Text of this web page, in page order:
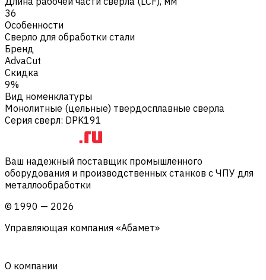
36
Особенности
Сверло для обработки стали
Бренд
AdvaCut
Скидка
9%
Вид номенклатуры
Монолитные (цельные) твердосплавные сверла
Серия сверл: DPK191
Ваш надежный поставщик промышленного
оборудования и производственных станков с ЧПУ для
металлообработки
© 1990 — 2026
Управляющая компания «Абамет»
О компании